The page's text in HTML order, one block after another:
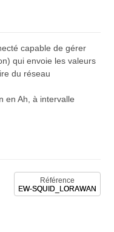
capable de gérer
qui envoie les valeurs
du réseau
en Ah, à intervalle
Référence
EW-SQUID_LORAWAN